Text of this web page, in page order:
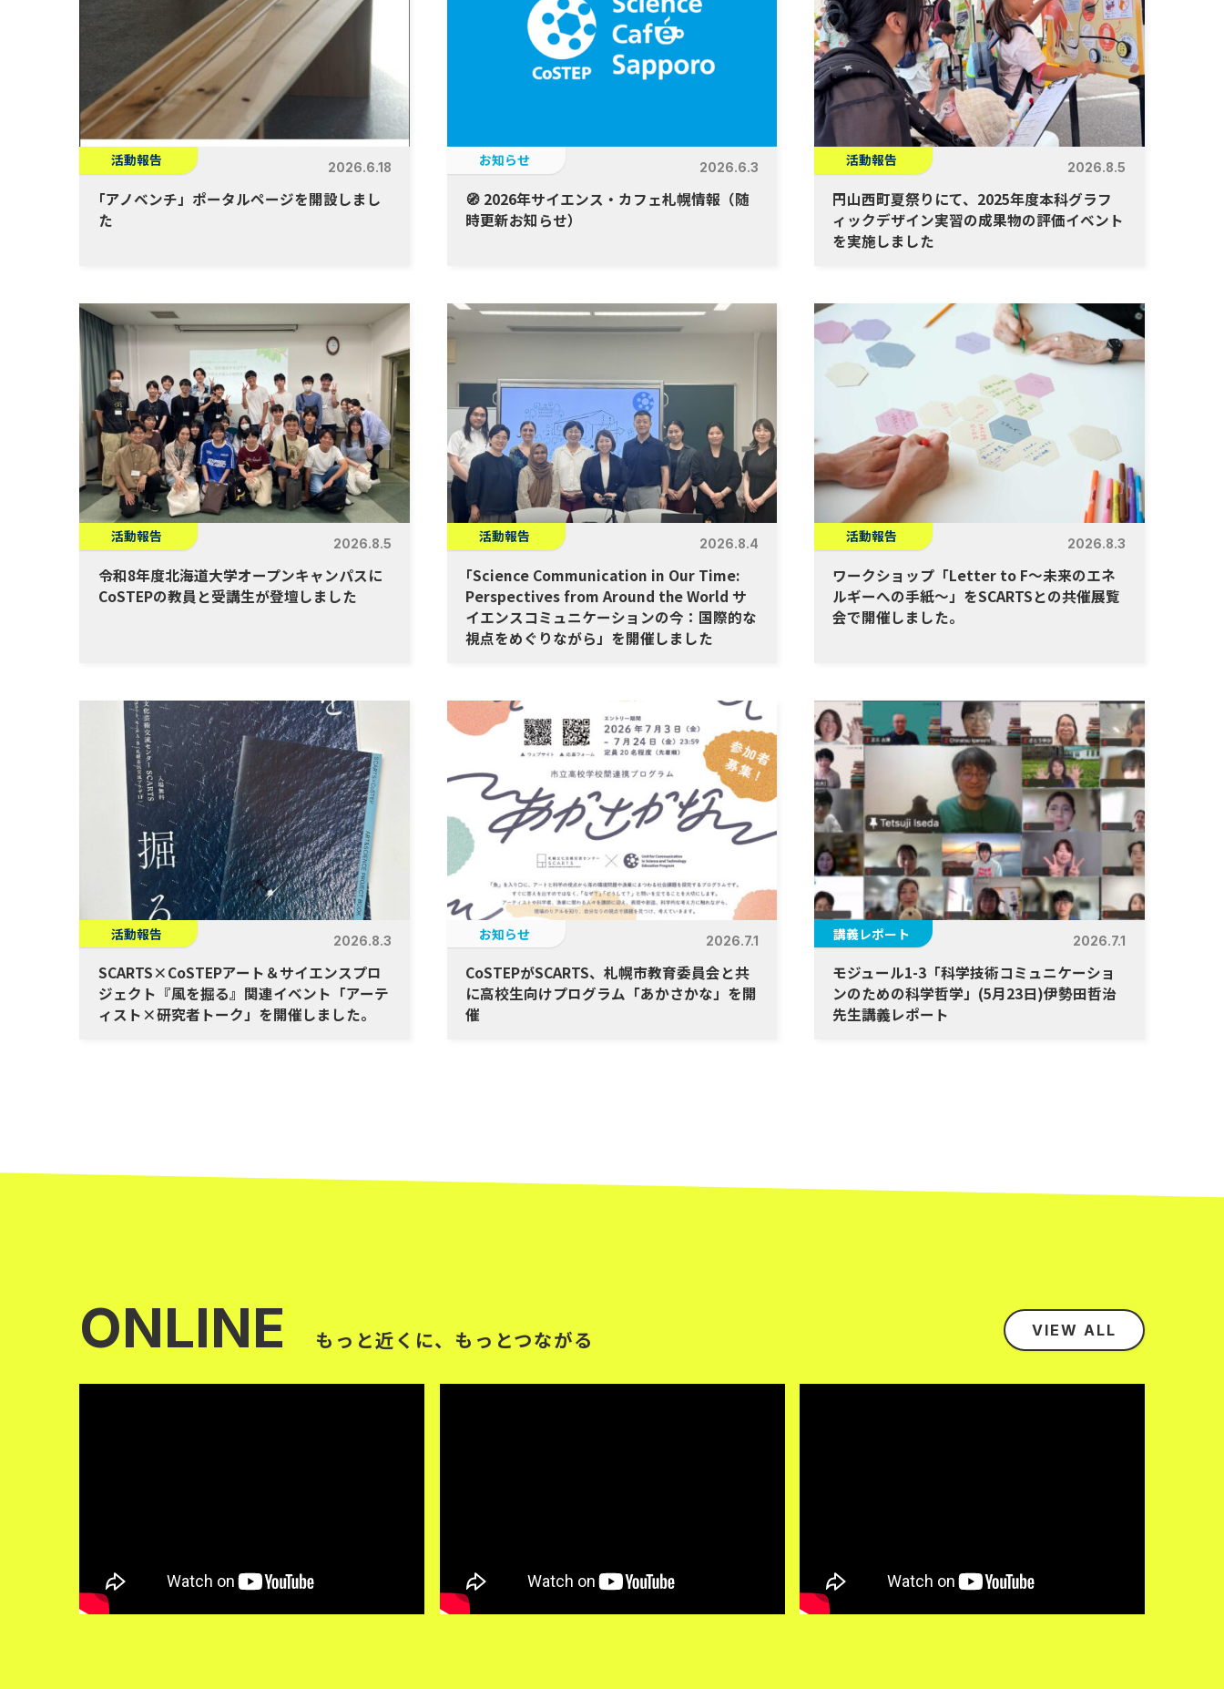
活動報告 2026.6.18
「アノベンチ」ポータルページを開設しまし
た
お知らせ 2026.6.3
🧭 2026年サイエンス・カフェ札幌情報（随
時更新お知らせ）
活動報告 2026.8.5
円山西町夏祭りにて、2025年度本科グラフ
ィックデザイン実習の成果物の評価イベント
を実施しました
活動報告 2026.8.5
令和8年度北海道大学オープンキャンパスに
CoSTEPの教員と受講生が登壇しました
活動報告 2026.8.4
「Science Communication in Our Time:
Perspectives from Around the World サ
イエンスコミュニケーションの今：国際的な
視点をめぐりながら」を開催しました
活動報告 2026.8.3
ワークショップ「Letter to F～未来のエネ
ルギーへの手紙～」をSCARTSとの共催展覧
会で開催しました。
活動報告 2026.8.3
SCARTS×CoSTEPアート＆サイエンスプロ
ジェクト『風を掘る』関連イベント「アーテ
ィスト×研究者トーク」を開催しました。
お知らせ 2026.7.1
CoSTEPがSCARTS、札幌市教育委員会と共
に高校生向けプログラム「あかさかな」を開
催
講義レポート 2026.7.1
モジュール1-3「科学技術コミュニケーショ
ンのための科学哲学」(5月23日)伊勢⽥哲治
先生講義レポート
ONLINE もっと近くに、もっとつながる VIEW ALL